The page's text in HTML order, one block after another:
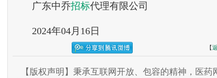
广东中乔招标代理有限公司
2024年04月16日
【
【版权声明】秉承互联网开放、包容的精神，医药